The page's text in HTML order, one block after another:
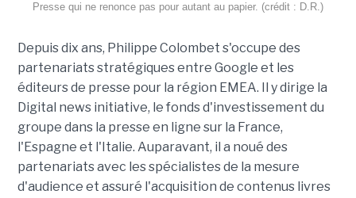
Presse qui ne renonce pas pour autant au papier. (crédit : D.R.)
Depuis dix ans, Philippe Colombet s'occupe des
partenariats stratégiques entre Google et les
éditeurs de presse pour la région EMEA. Il y dirige la
Digital news initiative, le fonds d'investissement du
groupe dans la presse en ligne sur la France,
l'Espagne et l'Italie. Auparavant, il a noué des
partenariats avec les spécialistes de la mesure
d'audience et assuré l'acquisition de contenus livres